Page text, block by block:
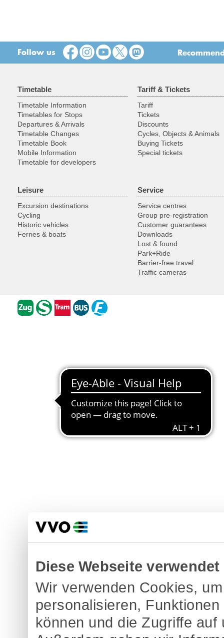
Diese Webseite
Wir verwenden Cookies,
personalisieren,
können und die Zugriffe
Follow us
Timetable
Timetable Information
Timetables for Stops
Departures & Arrivals
Timetable Changes
Timetable Book
Mobile Information
Timetable for developers
Tariff & Tickets
Tariff
Tickets
Discounts
Cycles, Objects & Animals
Buying Tickets
Special tickets
Leisure
Excursion destinations
Cycling
Historic vehicles
Ferries & boats
Service
Service centres
Group pre-registration
Customer guarantees
Downloads
Lost & found
Park+Ride
Barrier-free travel
Traffic cameras